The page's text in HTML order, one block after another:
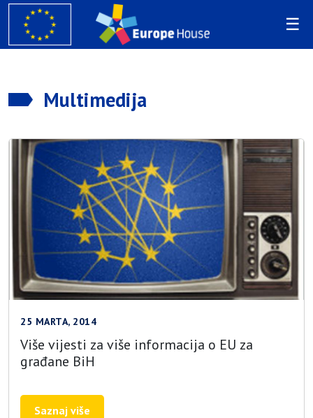
Multimedija
25 MARTA, 2014
Više vijesti za više informacija o EU za
građane BiH
Saznaj više